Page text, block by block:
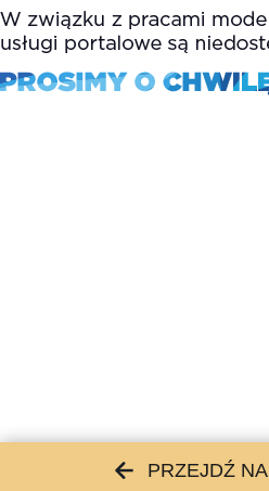
PRZEJDŹ NA